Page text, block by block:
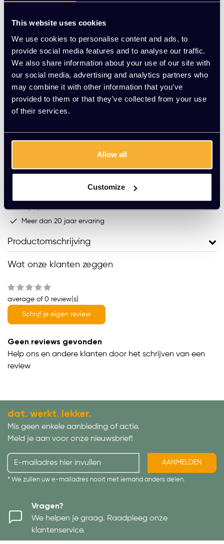
This website uses cookies
We use cookies to personalise content and ads, to
provide social media features and to analyse our traffic.
We also share information about your use of our site with
our social media, advertising and analytics partners who
may combine it with other information that you’ve
provided to them or that they’ve collected from your use
of their services.
Allow all
Customize
Zitting en rug uitgevoerd met Padding (zwart):
Op voorraad
Aantal
Toevoegen aan winkelwagen
Vraag jouw persoonlijke aanbieding aan
Meer dan 20 jaar ervaring
Productomschrijving
Wat onze klanten zeggen
average of 0 review(s)
Schrijf je eigen review
Geen reviews gevonden
Help ons en andere klanten door het schrijven van een
review
dat. werkt. lekker.
Mis geen enkele aanbieding of actie.
Meld je aan voor onze nieuwsbrief!
AANMELDEN
* We zullen uw e-mailadres nooit met iemand anders delen.
Vragen?
We helpen je graag. Raadpleeg onze
klantenservice.